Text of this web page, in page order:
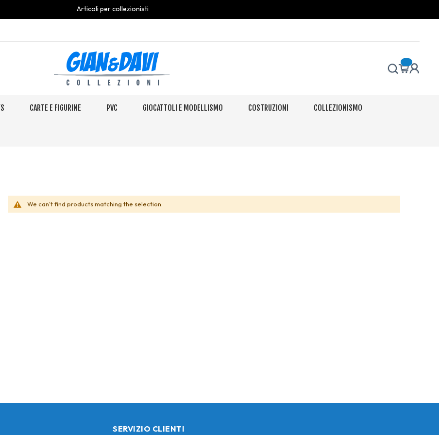
Articoli per collezionisti
CARTE E FIGURINE PVC GIOCATTOLI E MODELLISMO COSTRUZIONI COLLEZIONISMO
We can't find products matching the selection.
SERVIZIO CLIENTI